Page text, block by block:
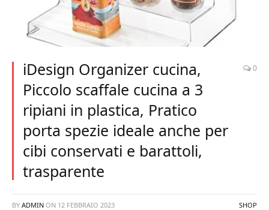
iDesign Organizer cucina,
Piccolo scaffale cucina a 3
ripiani in plastica, Pratico
porta spezie ideale anche per
cibi conservati e barattoli,
trasparente
0
BY ADMIN ON 12 FEBBRAIO 2023 SHOP